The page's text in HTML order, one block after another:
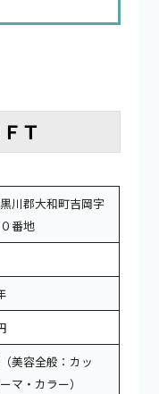
Ｔ
川郡大和町吉岡字
番地
美容全般：カッ
マ・カラー）